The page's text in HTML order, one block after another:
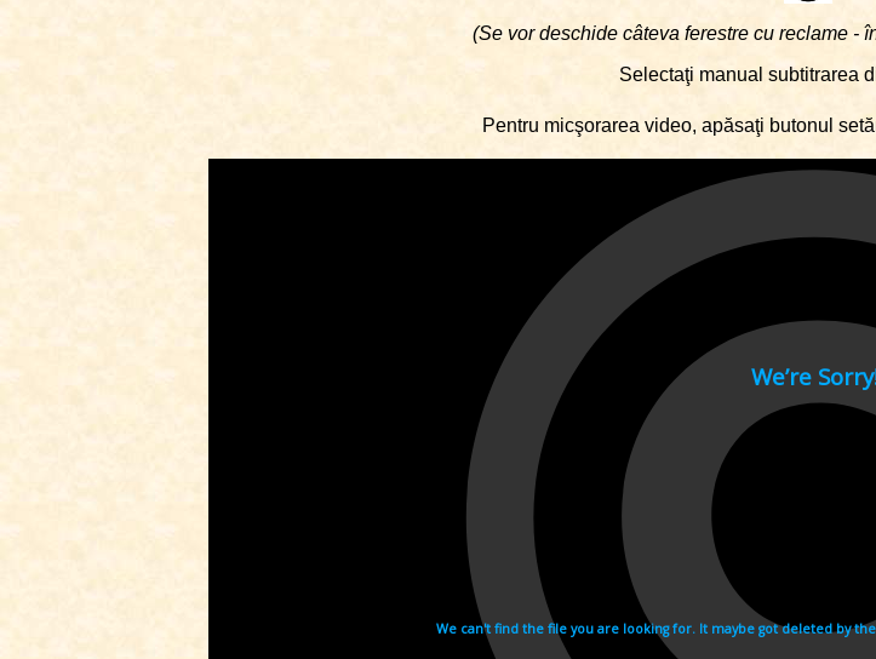
(Se vor deschide câteva ferestre cu reclame -
Selectaţi manual subtitrarea
Pentru micşorarea video, apăsaţi butonul